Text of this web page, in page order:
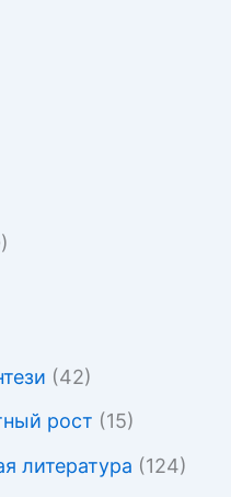
(42)
рост (15)
литература (124)